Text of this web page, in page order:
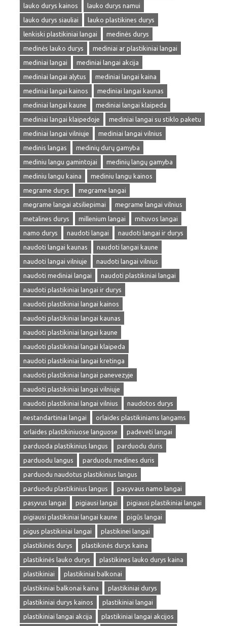
lauko durys kainos
lauko durys namui
lauko durys siauliai
lauko plastikines durys
lenkiski plastikiniai langai
medinės durys
medinės lauko durys
mediniai ar plastikiniai langai
mediniai langai
mediniai langai akcija
mediniai langai alytus
mediniai langai kaina
mediniai langai kainos
mediniai langai kaunas
mediniai langai kaune
mediniai langai klaipeda
mediniai langai klaipedoje
mediniai langai su stiklo paketu
mediniai langai vilniuje
mediniai langai vilnius
medinis langas
medinių durų gamyba
mediniu langu gamintojai
medinių langų gamyba
mediniu langu kaina
mediniu langu kainos
megrame durys
megrame langai
megrame langai atsiliepimai
megrame langai vilnius
metalines durys
millenium langai
mituvos langai
namo durys
naudoti langai
naudoti langai ir durys
naudoti langai kaunas
naudoti langai kaune
naudoti langai vilniuje
naudoti langai vilnius
naudoti mediniai langai
naudoti plastikiniai langai
naudoti plastikiniai langai ir durys
naudoti plastikiniai langai kainos
naudoti plastikiniai langai kaunas
naudoti plastikiniai langai kaune
naudoti plastikiniai langai klaipeda
naudoti plastikiniai langai kretinga
naudoti plastikiniai langai panevezyje
naudoti plastikiniai langai vilniuje
naudoti plastikiniai langai vilnius
naudotos durys
nestandartiniai langai
orlaides plastikiniams langams
orlaides plastikiniuose languose
padeveti langai
parduoda plastikinius langus
parduodu duris
parduodu langus
parduodu medines duris
parduodu naudotus plastikinius langus
parduodu plastikinius langus
pasyvaus namo langai
pasyvus langai
pigiausi langai
pigiausi plastikiniai langai
pigiausi plastikiniai langai kaune
pigūs langai
pigus plastikiniai langai
plastikinei langai
plastikinės durys
plastikinės durys kaina
plastikinės lauko durys
plastikines lauko durys kaina
plastikiniai
plastikiniai balkonai
plastikiniai balkonai kaina
plastikiniai durys
plastikiniai durys kainos
plastikiniai langai
plastikiniai langai akcija
plastikiniai langai akcijos